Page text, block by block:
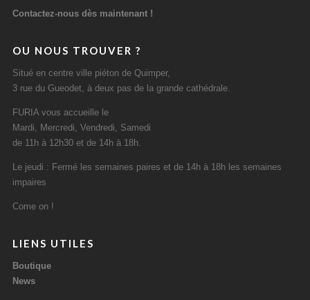
Contactez-nous dès maintenant !
OU NOUS TROUVER ?
Situé en centre ville piéton de Quimper,
3 rue du Gueodet, à deux pas de la grande cathédrale.
FURIA vous accueille le
Mardi, Mercredi, Vendredi, Samedi
de 11h à 12h30 et de 14h à 18h.
Le jeudi : Fermé les semaines paires et de 14h à 18h les semaines
impaires
Come on !
LIENS UTILES
Boutique
News